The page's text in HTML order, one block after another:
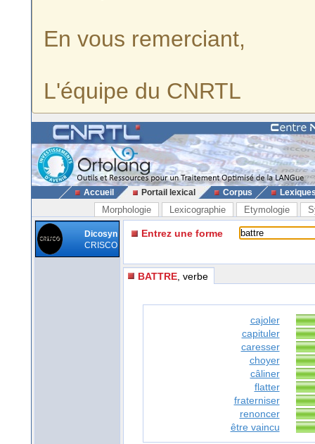
En vous remerciant,
L'équipe du CNRTL
Accueil Portail lexical Corpus
Morphologie Lexicographie Etymologie
Dicosyn
CRISCO
Entrez une forme
BATTRE , verbe
cajoler
capituler
caresser
choyer
câliner
flatter
fraterniser
renoncer
être vaincu